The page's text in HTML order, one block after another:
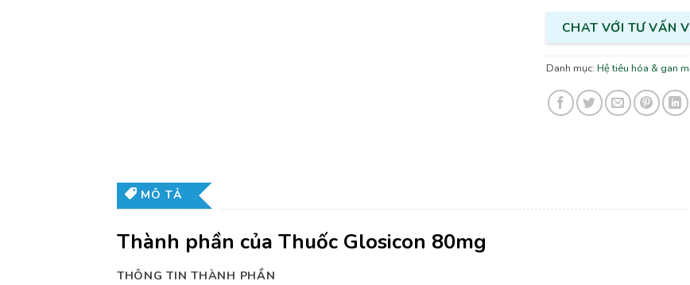
CHAT VỚI TƯ VẤN
Danh mục: Hệ tiêu hóa & gan
MÔ TẢ
Thành phần của Thuốc Glosicon 80mg
THÔNG TIN THÀNH PHẦN